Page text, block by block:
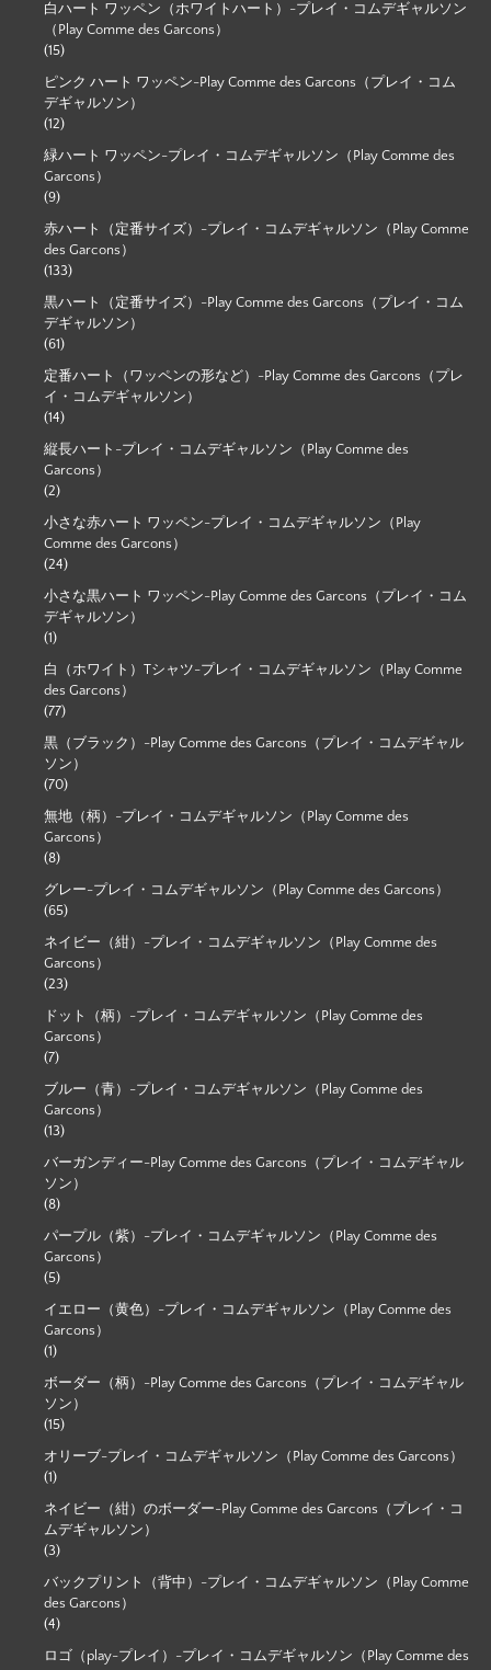
白ハート ワッペン（ホワイトハート）-プレイ・コムデギャルソン
（Play Comme des Garcons）
(15)
ピンク ハート ワッペン-Play Comme des Garcons（プレイ・コム
デギャルソン）
(12)
緑ハート ワッペン-プレイ・コムデギャルソン（Play Comme des
Garcons）
(9)
赤ハート（定番サイズ）-プレイ・コムデギャルソン（Play Comme
des Garcons）
(133)
黒ハート（定番サイズ）-Play Comme des Garcons（プレイ・コム
デギャルソン）
(61)
定番ハート（ワッペンの形など）-Play Comme des Garcons（プレ
イ・コムデギャルソン）
(14)
縦長ハート-プレイ・コムデギャルソン（Play Comme des
Garcons）
(2)
小さな赤ハート ワッペン-プレイ・コムデギャルソン（Play
Comme des Garcons）
(24)
小さな黒ハート ワッペン-Play Comme des Garcons（プレイ・コム
デギャルソン）
(1)
白（ホワイト）Tシャツ-プレイ・コムデギャルソン（Play Comme
des Garcons）
(77)
黒（ブラック）-Play Comme des Garcons（プレイ・コムデギャル
ソン）
(70)
無地（柄）-プレイ・コムデギャルソン（Play Comme des
Garcons）
(8)
グレー-プレイ・コムデギャルソン（Play Comme des Garcons）
(65)
ネイビー（紺）-プレイ・コムデギャルソン（Play Comme des
Garcons）
(23)
ドット（柄）-プレイ・コムデギャルソン（Play Comme des
Garcons）
(7)
ブルー（青）-プレイ・コムデギャルソン（Play Comme des
Garcons）
(13)
バーガンディー-Play Comme des Garcons（プレイ・コムデギャル
ソン）
(8)
パープル（紫）-プレイ・コムデギャルソン（Play Comme des
Garcons）
(5)
イエロー（黄色）-プレイ・コムデギャルソン（Play Comme des
Garcons）
(1)
ボーダー（柄）-Play Comme des Garcons（プレイ・コムデギャル
ソン）
(15)
オリーブ-プレイ・コムデギャルソン（Play Comme des Garcons）
(1)
ネイビー（紺）のボーダー-Play Comme des Garcons（プレイ・コ
ムデギャルソン）
(3)
バックプリント（背中）-プレイ・コムデギャルソン（Play Comme
des Garcons）
(4)
ロゴ（play-プレイ）-プレイ・コムデギャルソン（Play Comme des